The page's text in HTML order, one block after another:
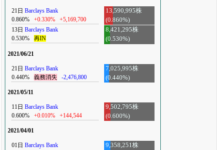
21日 Barclays Bank
0.860%
+0.330% +5,169,700
13,590,995株
(0.860%)
13日 Barclays Bank
0.530%
再IN
8,421,295株
(0.530%)
2021/06/21
21日 Barclays Bank
0.440%
義務消失 -2,476,800
7,025,995株
(0.440%)
2021/05/11
11日 Barclays Bank
0.600%
+0.010% +144,544
9,502,795株
(0.600%)
2021/04/01
01日 Barclays Bank
9,358,251株